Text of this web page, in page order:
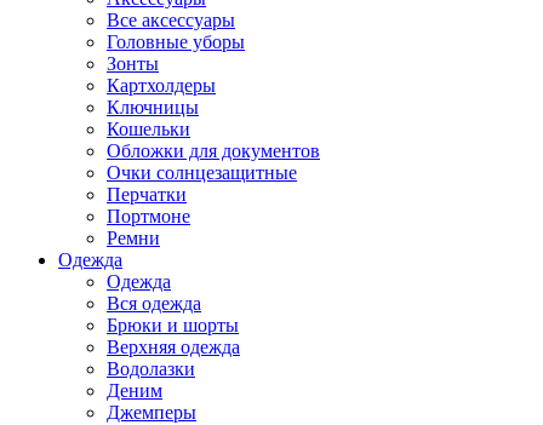
Все аксессуары
Головные уборы
Зонты
Картхолдеры
Ключницы
Кошельки
Обложки для документов
Очки солнцезащитные
Перчатки
Портмоне
Ремни
Одежда
Одежда
Вся одежда
Брюки и шорты
Верхняя одежда
Водолазки
Деним
Джемперы